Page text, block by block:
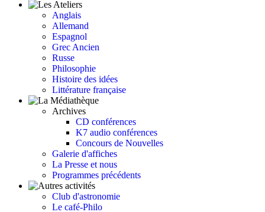
Anglais
Allemand
Espagnol
Grec Ancien
Russe
Philosophie
Histoire des idées
Littérature française
Archives
CD conférences
K7 audio conférences
Concours de Nouvelles
Galerie d'affiches
La Presse et nous
Programmes précédents
Club d'astronomie
Le café-Philo